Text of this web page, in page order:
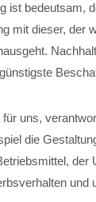
ist bedeutsam,
mit dieser, der
uns,
die
der
und